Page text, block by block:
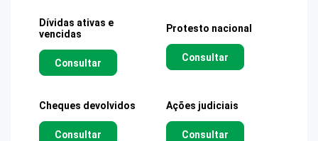
Dívidas ativas e
vencidas
Consultar
Protesto nacional
Consultar
Cheques devolvidos
Consultar
Ações judiciais
Consultar